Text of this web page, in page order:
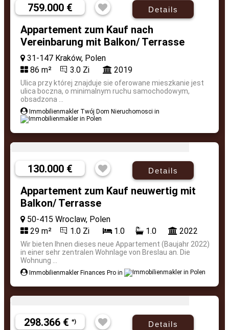
759.000 € Details
Appartement zum Kauf nach
Vereinbarung mit Balkon/ Terrasse
31-147 Kraków, Polen
86 m²
3.0 Zi 2019
Ulica przy której znajduje sie oferowane mieszkanie jest
ulica boczna, o minimalnym ruchu samochodowym,
obsadzona ...
Immobilienmakler Twój Dom Nieruchomosci in
130.000 € Details
Appartement zum Kauf neuwertig mit
Balkon/ Terrasse
50-415 Wroclaw, Polen
29 m²
1.0 Zi 1.0 1.0 2022
Wir bieten Ihnen dieses neue Appartement (Baujahr 2022)
in einer sehr zentralen Wohnlage von Breslau an. Die
Wohnung ...
Immobilienmakler Finances Pro in
298.366 € *) Details